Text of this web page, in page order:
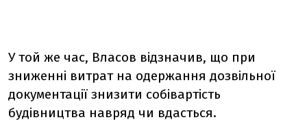
У той же час, Власов відзначив, що при
зниженні витрат на одержання дозвільної
документації знизити собівартість
будівництва навряд чи вдасться.